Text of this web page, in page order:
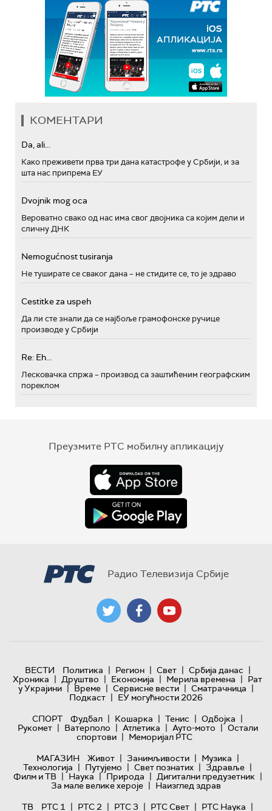
КОМЕНТАРИ
Da, ali...
Како преживети прва три дана катастрофе у Србији, и за
шта нас припрема ЕУ
Dvojnik mog oca
Вероватно свако од нас има свог двојника са којим дели и
сличну ДНК
Nemogućnost tusiranja
Не туширате се сваког дана – не стидите се, то је здраво
Cestitke za uspeh
Да ли сте знали да се најбоље грамофонске ручице
производе у Србији
Re: Eh...
Лесковачка спржа – производ са заштићеним географским
пореклом
Преузмите РТС мобилну апликацију
Радио Телевизија Србије
ВЕСТИ Политика | Регион | Свет | Србија данас |
Хроника | Друштво | Економија | Мерила времена | Рат
у Украјини | Време | Сервисне вести | Сматрачница |
Подкаст | ЕУ могућности 2026
СПОРТ
Фудбал | Кошарка | Тенис | Одбојка |
Рукомет | Ватерполо | Атлетика | Ауто-мото | Остали
спортови | Меморијал РТС
МАГАЗИН
Живот | Занимљивости | Музика |
Технологијa | Путујемо | Свет познатих | Здравље |
Филм и ТВ | Наука | Природа | Дигитални предузетник |
За мале велике хероје | Наизглед здрав
ТВ
РТС 1 | РТС 2 | РТС 3 | РТС Свет | РТС Наука |